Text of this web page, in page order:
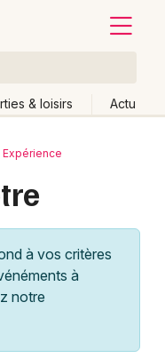
& loisirs Actu
à vos critères
à
notre
moi